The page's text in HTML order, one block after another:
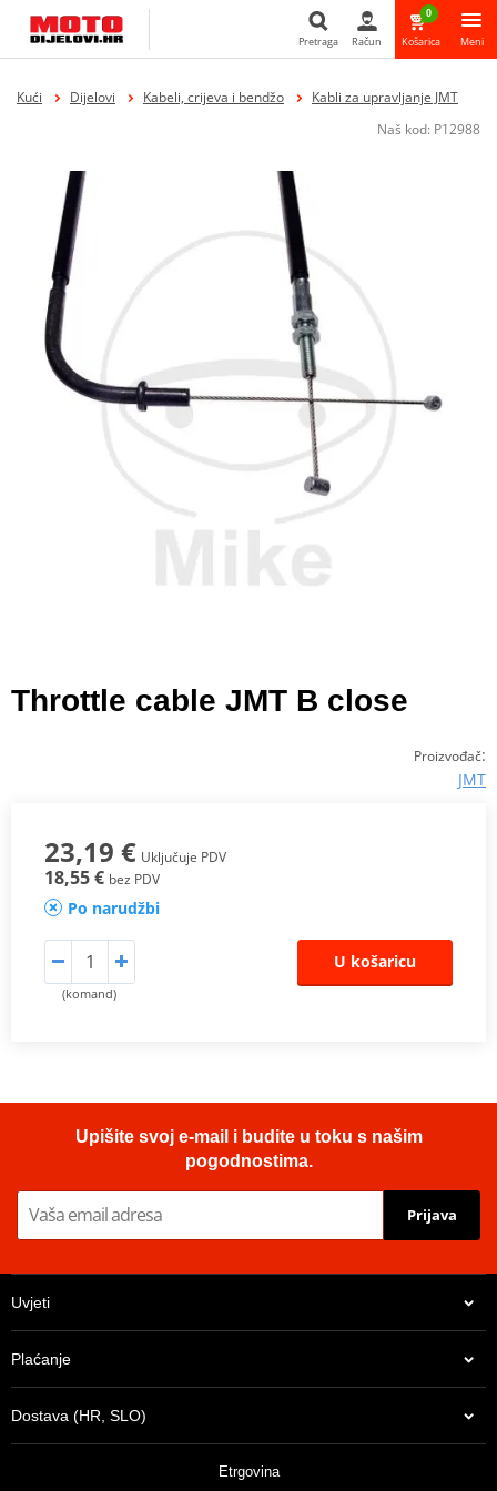
Pretraga
Pretraga Račun
0
Košarica Meni
Kući Dijelovi Kabeli, crijeva i bendžo
Kabli za upravljanje JMT
Naš kod: P12988
Throttle cable JMT B close
Proizvođač:
JMT
23,19 € Uključuje PDV
18,55 € bez PDV
Po narudžbi
(komand)
U košaricu
Upišite svoj e-mail i budite u toku s našim
pogodnostima.
Prijava
Uvjeti
Plaćanje
Dostava (HR, SLO)
Etrgovina